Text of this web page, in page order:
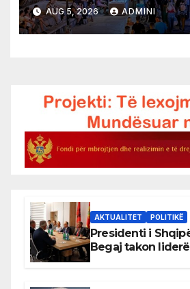
AUG 5, 2026 ADMINI
AKTUALITET POLITIKË
Presidenti i
Begaj takon